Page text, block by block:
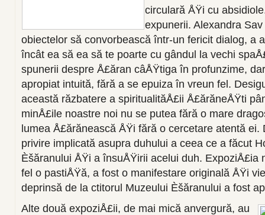
circulară ÅŸi cu
expunerii. Alexandra
obiectelor să convorbească într-un fericit dialog, a
încât ea să ea să te poarte cu gândul la vechi
spunerii despre Å£ăran câÅŸtiga în profunzime,
apropiat intuită, fără a se epuiza în vreun fel.
această răzbatere a spiritualităÅ£ii Å£ărăneÅŸti
minÅ£ile noastre noi nu se putea fără o mare
lumea Å£ărănească ÅŸi fără o cercetare atentă ei.
privire implicată asupra duhului a ceea ce a făcut
Èšăranului ÅŸi a însuÅŸirii acelui duh. ExpoziÅ£ia
fel o pastiÅŸă, a fost o manifestare originală ÅŸi
deprinsă de la ctitorul Muzeului Èšăranului a fost
Alte două expoziÅ£ii, de mai mică anvergură, au